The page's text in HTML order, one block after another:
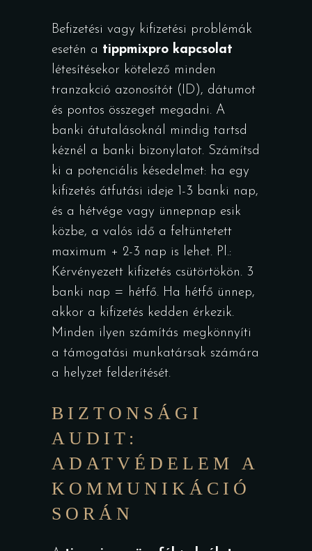
Befizetési vagy kifizetési problémák
esetén a tippmixpro kapcsolat
létesítésekor kötelező minden
tranzakció azonosítót (ID), dátumot
és pontos összeget megadni. A
banki átutalásoknál mindig tartsd
kéznél a banki bizonylatot. Számítsd
ki a potenciális késedelmet: ha egy
kifizetés átfutási ideje 1-3 banki nap,
és a hétvége vagy ünnepnap esik
közbe, a valós idő a feltüntetett
maximum + 2-3 nap is lehet. Pl.:
Kérvényezett kifizetés csütörtökön. 3
banki nap = hétfő. Ha hétfő ünnep,
akkor a kifizetés kedden érkezik.
Minden ilyen számítás megkönnyíti
a támogatási munkatársak számára
a helyzet felderítését.
BIZTONSÁGI
AUDIT:
ADATVÉDELEM A
KOMMUNIKÁCIÓ
SORÁN